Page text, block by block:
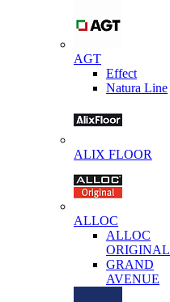
AGT
Effect
Natura Line
ALIX FLOOR
ALLOC
ALLOC
ORIGINAL
GRAND
AVENUE